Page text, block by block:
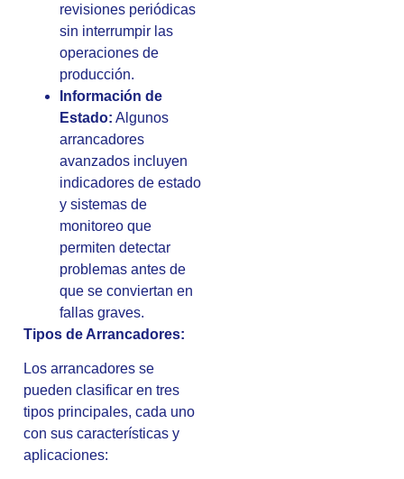
revisiones periódicas
sin interrumpir las
operaciones de
producción.
Información de
Estado: Algunos
arrancadores
avanzados incluyen
indicadores de estado
y sistemas de
monitoreo que
permiten detectar
problemas antes de
que se conviertan en
fallas graves.
Tipos de Arrancadores:
Los arrancadores se
pueden clasificar en tres
tipos principales, cada uno
con sus características y
aplicaciones: